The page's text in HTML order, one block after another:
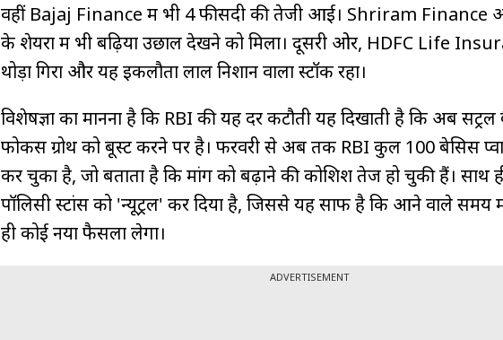
वहीं Bajaj Finance में भी 4 फीसदी की तेजी आई। Shriram Finance
के शेयरों में भी बढ़िया उछाल देखने को मिला। दूसरी ओर, HDFC Life
थोड़ा गिरा और यह इकलौता लाल निशान वाला स्टॉक रहा।
विशेषज्ञों का मानना है कि RBI की यह दर कटौती यह दिखाती है कि अब
फोकस ग्रोथ को बूस्ट करने पर है। फरवरी से अब तक RBI कुल 100 बेसिस
कर चुका है, जो बताता है कि मांग को बढ़ाने की कोशिशें तेज हो चुकी हैं। साथ
पॉलिसी स्टांस को 'न्यूट्रल' कर दिया है, जिससे यह साफ है कि आने वाले समय
ही कोई नया फैसला लेगा।
ADVERTISEMENT